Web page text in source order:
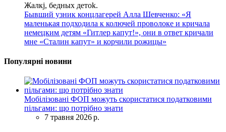
Жалкj, бедных детok.
Бывший узник концлагерей Алла Шевченко: «Я
маленькая подходила к колючей проволоке и кричала
немецким детям «Гитлер капут!», они в ответ кричали
мне «Сталин капут» и корчили рожицы»
Популярні новини
Мобілізовані ФОП можуть скористатися податковими
пільгами: що потрібно знати
7 травня 2026 р.